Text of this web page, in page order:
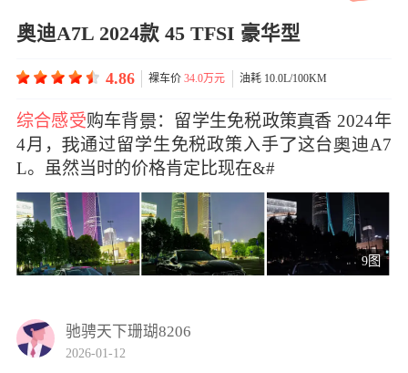
奥迪A7L 2024款 45 TFSI 豪华型
4.86 裸车价34.0万元 油耗 10.0L/100KM
综合感受购车背：留学生免税政策香 2024年
4月，通过留学生免税政策入手这台迪A7
L。虽然当时的价格肯定比现在&#
9图
驰骋天下珊瑚8206
2026-01-12